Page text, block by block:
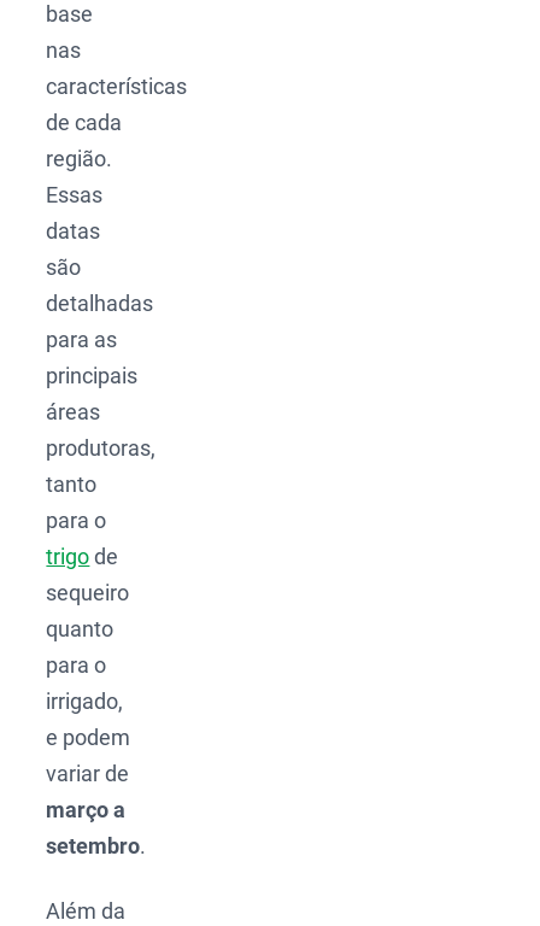
base
nas
características
de cada
região.
Essas
datas
são
detalhadas
para as
principais
áreas
produtoras,
tanto
para o
trigode
sequeiro
quanto
para o
irrigado,
e podem
variar de
março a
setembro.
Além da